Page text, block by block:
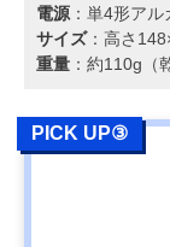
電源：単4形アル
サイズ：高さ
重量 ：約110g（
PICK UP③